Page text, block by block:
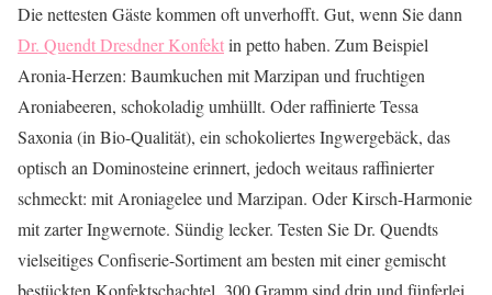
Die nettesten Gäste kommen oft unverhofft. Gut, wenn Sie dann
Dr. Quendt Dresdner Konfektin petto haben. Zum Beispiel
Aronia-Herzen: Baumkuchen mit Marzipan und fruchtigen
Aroniabeeren, schokoladig umhüllt. Oder raffinierte Tessa
Saxonia (in Bio-Qualität), ein schokoliertes Ingwergebäck, das
optisch an Dominosteine erinnert, jedoch weitaus raffinierter
schmeckt: mit Aroniagelee und Marzipan. Oder Kirsch-Harmonie
mit zarter Ingwernote. Sündig lecker. Testen Sie Dr. Quendts
vielseitiges Confiserie-Sortiment am besten mit einer gemischt
bestückten Konfektschachtel. 300 Gramm sind drin und fünferlei